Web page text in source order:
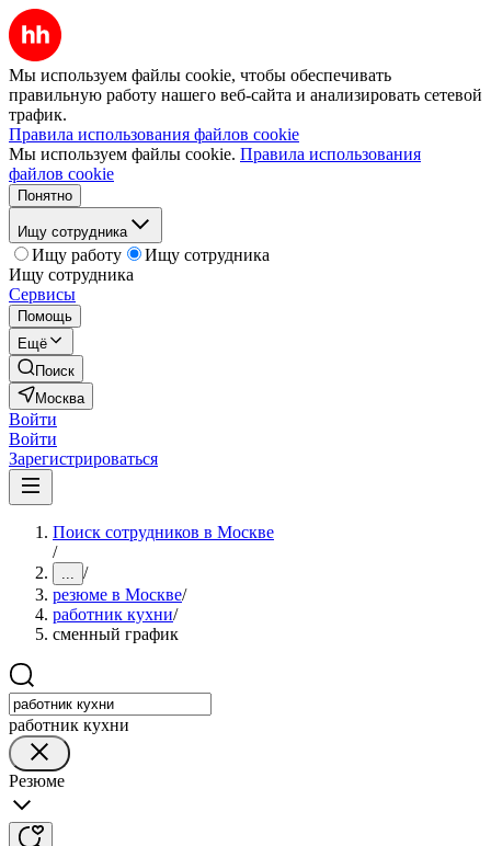
Мы используем файлы cookie, чтобы обеспечивать
правильную работу нашего веб-сайта и анализировать сетевой
трафик.
Правила использования файлов cookie
Мы используем файлы cookie. Правила использования
файлов cookie
Понятно
Ищу сотрудника
Ищу работу
Ищу сотрудника
Ищу сотрудника
Сервисы
Помощь
Ещё
Поиск
Москва
Войти
Войти
Зарегистрироваться
Поиск сотрудников в Москве
/
... /
резюме в Москве/
работник кухни/
сменный график
работник кухни
Резюме